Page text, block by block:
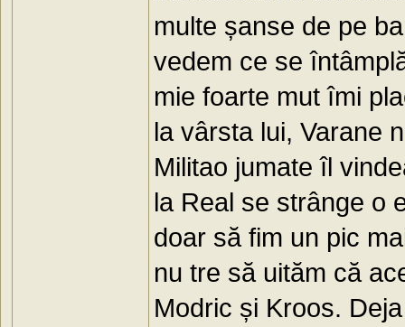
multe șanse de pe
vedem ce se
mie foarte mut îmi
la vârsta lui, Varane
Militao jumate îl
la Real se strânge o
doar să fim un pic
nu tre să uităm că
Modric și Kroos.